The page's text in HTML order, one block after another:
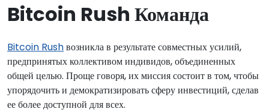
Bitcoin Rush Команда
Bitcoin Rushвозникла в результате совместных усилий,
предпринятых коллективом индивидов, объединенных
общей целью. Проще говоря, их миссия состоит в том, чтобы
упорядочить и демократизировать сферу инвестиций, сделав
ее более доступной для всех.